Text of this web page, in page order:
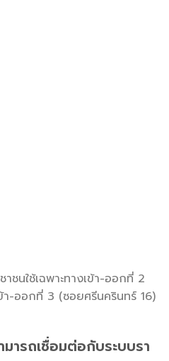
ชนใช้เฉพาะทางเข้า-ออกที่ 2
-ออกที่ 3 (ซอยศรีนครินทร์ 16)
ารถเชื่อมต่อกับระบบรา